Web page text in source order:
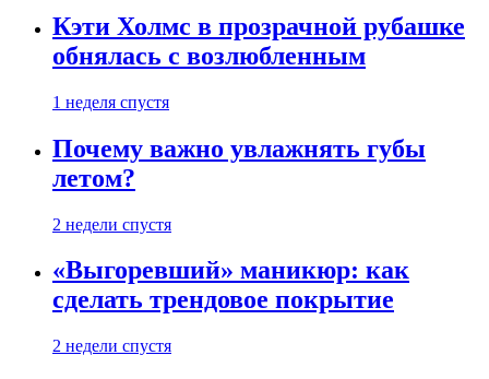
Кэти Холмс в прозрачной рубашке
обнялась с возлюбленным
1 неделя спустя
Почему важно увлажнять губы
летом?
2 недели спустя
«Выгоревший» маникюр: как
сделать трендовое покрытие
2 недели спустя